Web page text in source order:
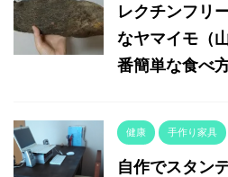
レクチンフリ
なヤマイモ（
番簡単な食べ方
健康 手作り家具
自作でスタン